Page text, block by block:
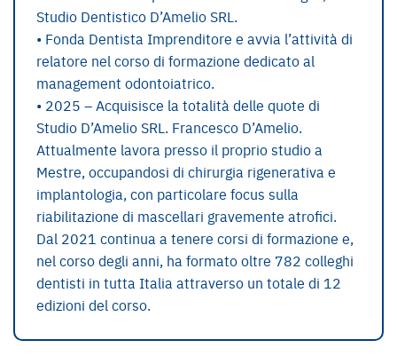
Studio Dentistico D’Amelio SRL.
• Fonda Dentista Imprenditore e avvia l’attività di
relatore nel corso di formazione dedicato al
management odontoiatrico.
• 2025 – Acquisisce la totalità delle quote di
Studio D’Amelio SRL. Francesco D’Amelio.
Attualmente lavora presso il proprio studio a
Mestre, occupandosi di chirurgia rigenerativa e
implantologia, con particolare focus sulla
riabilitazione di mascellari gravemente atrofici.
Dal 2021 continua a tenere corsi di formazione e,
nel corso degli anni, ha formato oltre 782 colleghi
dentisti in tutta Italia attraverso un totale di 12
edizioni del corso.